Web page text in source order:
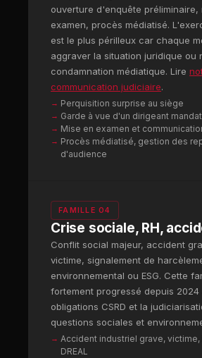
ouverture d'enquête préliminaire,
examen, procès médiatisé.
est le plus périlleux car chaque
aggraver la situation juridique ou
condamnation médiatique. Lire
communication judiciaire.
Perquisition surprise au siège
Garde à vue d'un dirigeant
Mise en examen et
Procès médiatisé, gestion des
d'audience
FAMILLE 04
Crise sociale, RH,
Conflit social majeur, accident
victime, signalement de
environnemental ou ESG. Cette
fortement progressé depuis 2024
obligations CSRD et la
questions sociales et
Accident industriel grave,
DREAL